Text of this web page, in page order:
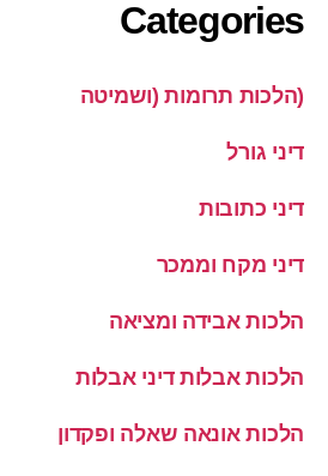
Categories
(הלכות תרומות (ושמיטה
דיני גורל
דיני כתובות
דיני מקח וממכר
הלכות אבידה ומציאה
הלכות אבלות דיני אבלות
הלכות אונאה שאלה ופקדון